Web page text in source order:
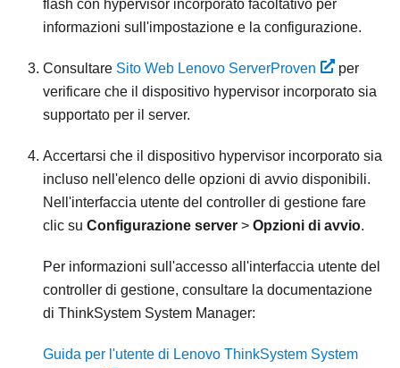
flash con hypervisor incorporato facoltativo per
informazioni sull'impostazione e la configurazione.
Consultare Sito Web Lenovo ServerProven
per
verificare che il dispositivo hypervisor incorporato sia
supportato per il server.
Accertarsi che il dispositivo hypervisor incorporato sia
incluso nell'elenco delle opzioni di avvio disponibili.
Nell'interfaccia utente del controller di gestione fare
clic su Configurazione server > Opzioni di avvio.
Per informazioni sull'accesso all'interfaccia utente del
controller di gestione, consultare la documentazione
di ThinkSystem System Manager:
Guida per l'utente di Lenovo ThinkSystem System